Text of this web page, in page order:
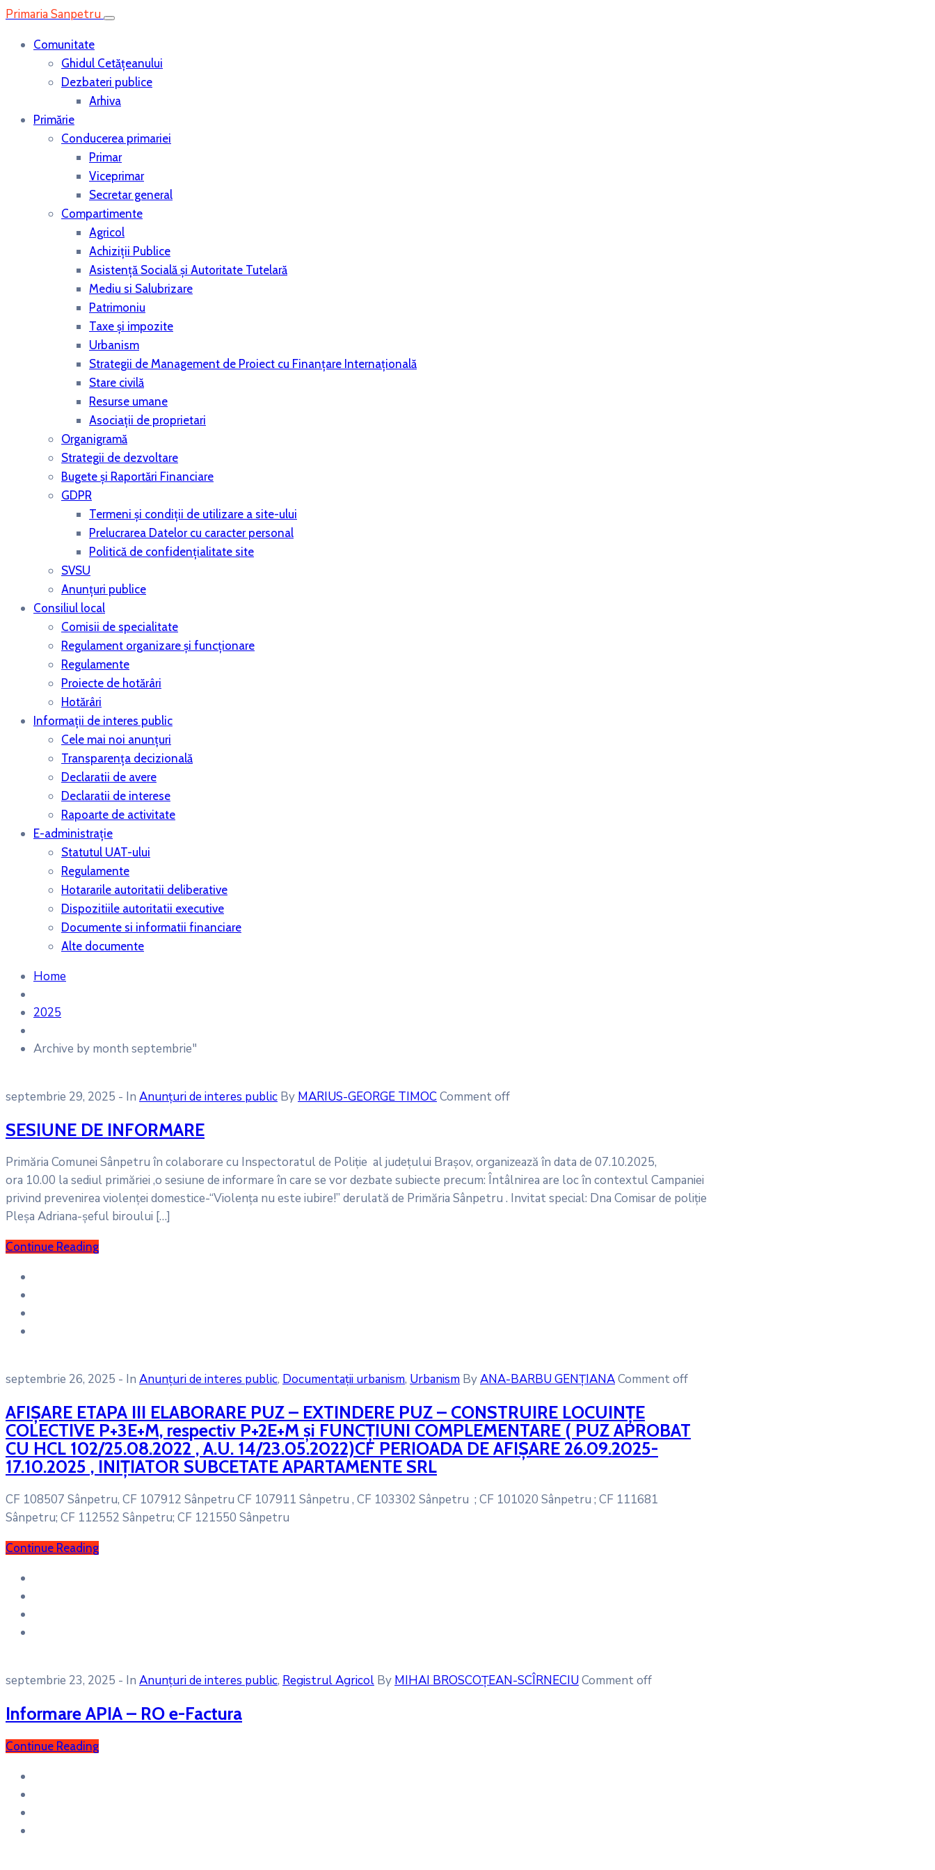
Primaria Sanpetru
Comunitate
Ghidul Cetățeanului
Dezbateri publice
Arhiva
Primărie
Conducerea primariei
Primar
Viceprimar
Secretar general
Compartimente
Agricol
Achiziții Publice
Asistenţă Socială și Autoritate Tutelară
Mediu si Salubrizare
Patrimoniu
Taxe și impozite
Urbanism
Strategii de Management de Proiect cu Finanțare Internațională
Stare civilă
Resurse umane
Asociații de proprietari
Organigramă
Strategii de dezvoltare
Bugete şi Raportări Financiare
GDPR
Termeni și condiții de utilizare a site-ului
Prelucrarea Datelor cu caracter personal
Politică de confidențialitate site
SVSU
Anunțuri publice
Consiliul local
Comisii de specialitate
Regulament organizare și funcționare
Regulamente
Proiecte de hotărâri
Hotărâri
Informații de interes public
Cele mai noi anunțuri
Transparența decizională
Declaratii de avere
Declaratii de interese
Rapoarte de activitate
E-administrație
Statutul UAT-ului
Regulamente
Hotararile autoritatii deliberative
Dispozitiile autoritatii executive
Documente si informatii financiare
Alte documente
Home
2025
Archive by month septembrie"
septembrie 29, 2025 - In Anunțuri de interes public By MARIUS-GEORGE TIMOCComment off
SESIUNE DE INFORMARE
Primăria Comunei Sânpetru în colaborare cu Inspectoratul de Poliție al județului Brașov, organizează în data de 07.10.2025,
ora 10.00 la sediul primăriei ,o sesiune de informare în care se vor dezbate subiecte precum: Întâlnirea are loc în contextul Campaniei
privind prevenirea violenței domestice-“Violența nu este iubire!” derulată de Primăria Sânpetru . Invitat special: Dna Comisar de poliție
Pleșa Adriana-șeful biroului […]
Continue Reading
septembrie 26, 2025 - In Anunțuri de interes public‚ Documentații urbanism‚ Urbanism ByANA-BARBU GENȚIANAComment off
AFIȘARE ETAPA III ELABORARE PUZ – EXTINDERE PUZ – CONSTRUIRE LOCUINȚE
COLECTIVE P+3E+M, respectiv P+2E+M și FUNCȚIUNI COMPLEMENTARE ( PUZ APROBAT
CU HCL 102/25.08.2022 , A.U. 14/23.05.2022)CF PERIOADA DE AFIȘARE 26.09.2025-
17.10.2025 , INIȚIATOR SUBCETATE APARTAMENTE SRL
CF 108507 Sânpetru, CF 107912 Sânpetru CF 107911 Sânpetru , CF 103302 Sânpetru ; CF 101020 Sânpetru ; CF 111681
Sânpetru; CF 112552 Sânpetru; CF 121550 Sânpetru
Continue Reading
septembrie 23, 2025 - In Anunțuri de interes public‚ Registrul Agricol By MIHAI BROSCOȚEAN-SCÎRNECIUComment off
Informare APIA – RO e-Factura
Continue Reading